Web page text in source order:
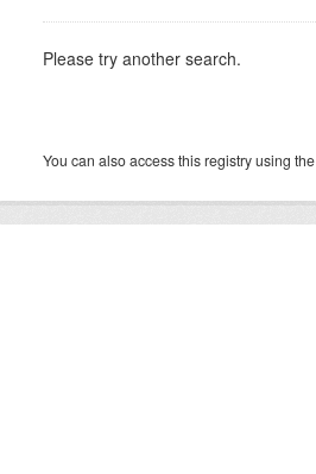
Please try another search.
You can also access this registry using the